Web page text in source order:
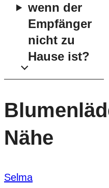
wenn der
Empfänger
nicht zu
Hause ist?
Nähe
Selma